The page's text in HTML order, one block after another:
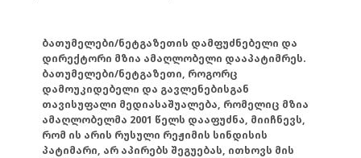
ბათუმელები/ნეტგაზეთის დამფუძნებელი და
დირექტორი მზია ამაღლობელი დააპატიმრეს.
ბათუმელები/ნეტგაზეთი, როგორც
დამოუკიდებელი და გავლენებისგან
თავისუფალი მედიასაშუალება, რომელიც მზია
ამაღლობელმა 2001 წელს დააფუძნა, მიიჩნევს,
რომ ის არის რუსული რეჟიმის სინდისის
პატიმარი, არ აპირებს შეგუებას, ითხოვს მის